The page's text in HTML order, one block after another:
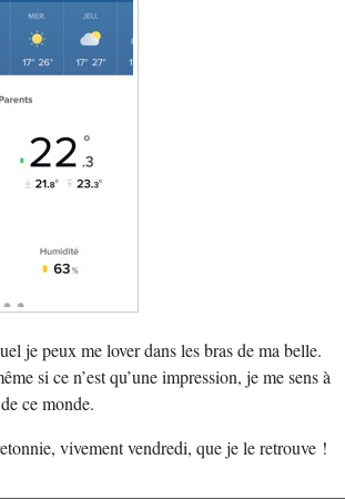
je peux me lover dans les bras de ma belle.
si ce n’est qu’une impression, je me sens à
ce monde.
vivement vendredi, que je le retrouve !